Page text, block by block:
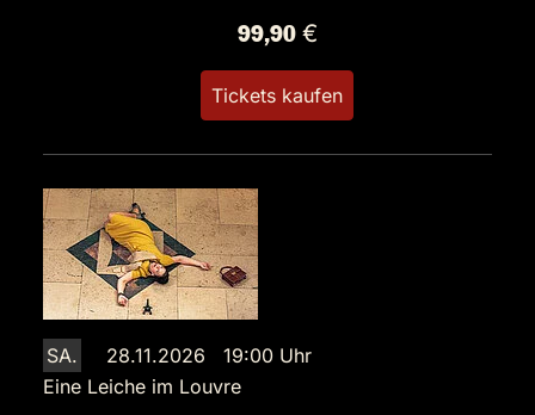
99,90 €
Tickets kaufen
SA.
28.11.2026 19:00 Uhr
Eine Leiche im Louvre